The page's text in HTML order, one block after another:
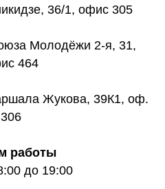
36/1, офис 305
Молодёжи 2-я, 31​,
464
Жукова, 39К1, оф.
306
работы
до 19:00